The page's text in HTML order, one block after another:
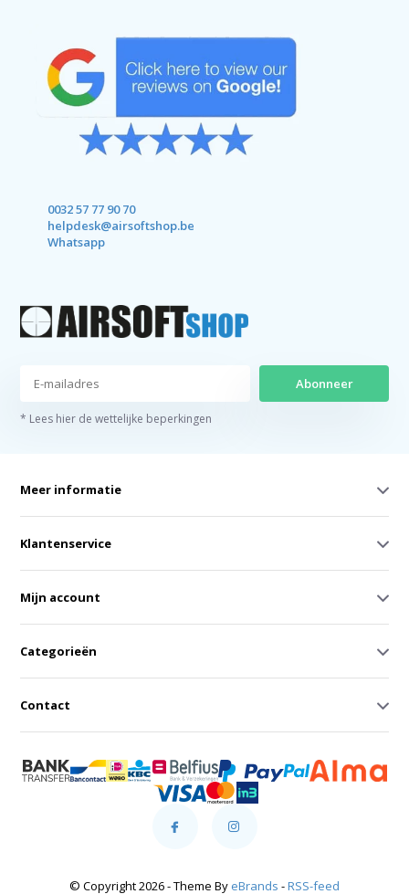
0032 57 77 90 70
helpdesk@airsoftshop.be
Whatsapp
Abonneer
* Lees hier de wettelijke beperkingen
Meer informatie
Klantenservice
Mijn account
Categorieën
Contact
© Copyright 2026 - Theme By eBrands -RSS-feed